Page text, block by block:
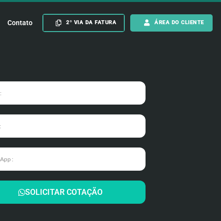
Contato 2º VIA DA FATURA ÁREA DO CLIENTE
SOLICITAR COTAÇÃO